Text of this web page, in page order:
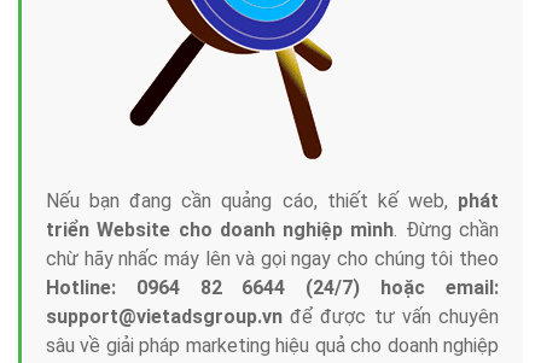
Nếu bạn đang cần quảng cáo, thiết kế web, phát
triển Website cho doanh nghiệp mình. Đừng chần
chừ hãy nhấc máy lên và gọi ngay cho chúng tôi theo
Hotline: 0964 82 6644 (24/7) hoặc email:
support@vietadsgroup.vn để được tư vấn chuyên
sâu về giải pháp marketing hiệu quả cho doanh nghiệp